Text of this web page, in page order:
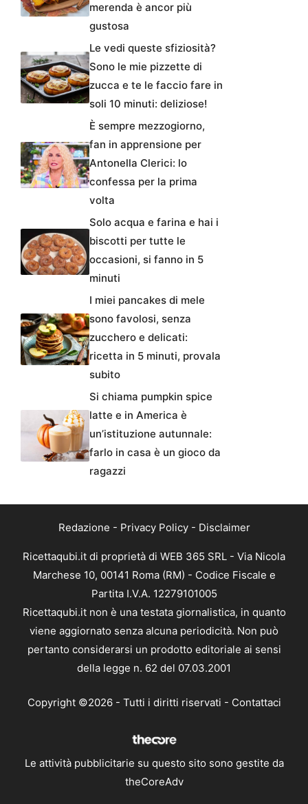
merenda è ancor più
gustosa
Le vedi queste sfiziosità?
Sono le mie pizzette di
zucca e te le faccio fare in
soli 10 minuti: deliziose!
È sempre mezzogiorno,
fan in apprensione per
Antonella Clerici: lo
confessa per la prima
volta
Solo acqua e farina e hai i
biscotti per tutte le
occasioni, si fanno in 5
minuti
I miei pancakes di mele
sono favolosi, senza
zucchero e delicati:
ricetta in 5 minuti, provala
subito
Si chiama pumpkin spice
latte e in America è
un’istituzione autunnale:
farlo in casa è un gioco da
ragazzi
Redazione - Privacy Policy- Disclaimer
Ricettaqubi.it di proprietà di WEB 365 SRL - Via Nicola
Marchese 10, 00141 Roma (RM) - Codice Fiscale e
Partita I.V.A. 12279101005
Ricettaqubi.it non è una testata giornalistica, in quanto
viene aggiornato senza alcuna periodicità. Non può
pertanto considerarsi un prodotto editoriale ai sensi
della legge n. 62 del 07.03.2001
Copyright ©2026 - Tutti i diritti riservati - Contattaci
Le attività pubblicitarie su questo sito sono gestite da
theCoreAdv